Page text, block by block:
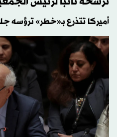
أميركا تتذرع بـ«خطر» ترؤسه